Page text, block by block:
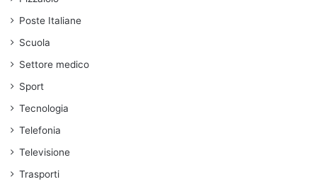
Poste Italiane
Scuola
Settore medico
Sport
Tecnologia
Telefonia
Televisione
Trasporti